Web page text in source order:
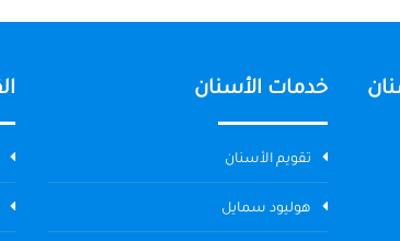
خدمات الأسنان
تقويم الأسنان
هوليود سمايل